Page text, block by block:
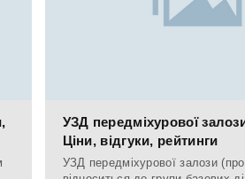
УЗД передміхурової
Ціни, відгуки, рейтинги
УЗД передміхурової залози